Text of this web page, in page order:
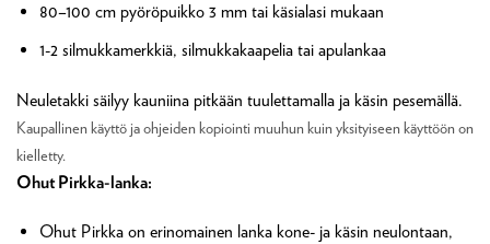
80–100 cm pyöröpuikko 3 mm tai käsialasi mukaan
1-2 silmukkamerkkiä, silmukkakaapelia tai apulankaa
Neuletakki säilyy kauniina pitkään tuulettamalla ja käsin pesemällä.
Kaupallinen käyttö ja ohjeiden kopiointi muuhun kuin yksityiseen käyttöön on
kielletty.
Ohut Pirkka-lanka:
Ohut Pirkka on erinomainen lanka kone- ja käsin neulontaan,